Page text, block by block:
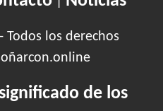
los derechos
de los